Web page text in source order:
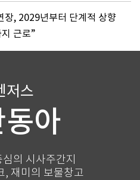
장, 2029년부터 단계적 상향
근로”
저스
아
의 시사주간지
, 재미의 보물창고